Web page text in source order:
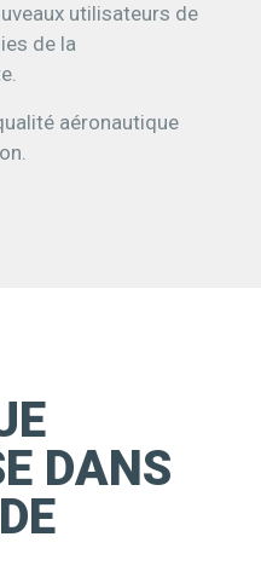
utilisateurs de
de la
aéronautique
DANS